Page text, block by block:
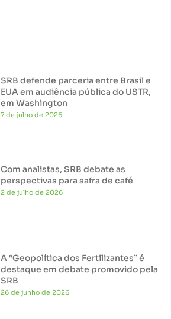
SRB defende parceria entre Brasil e
EUA em audiência pública do USTR,
em Washington
7 de julho de 2026
Com analistas, SRB debate as
perspectivas para safra de café
2 de julho de 2026
A “Geopolítica dos Fertilizantes” é
destaque em debate promovido pela
SRB
26 de junho de 2026